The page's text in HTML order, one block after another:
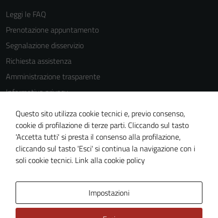
Leggi le FAQ
Prenotazione appuntamento
Segnalazione disservizio
Richiesta assistenza
Amministrazione trasparente
Informativa privacy
Cookie Policy
Note legali
Dichiarazione di accessibilità
Piano di miglioramento del sito
Questo sito utilizza cookie tecnici e, previo consenso,
cookie di profilazione di terze parti. Cliccando sul tasto
'Accetta tutti' si presta il consenso alla profilazione,
cliccando sul tasto 'Esci' si continua la navigazione con i
soli cookie tecnici. Link alla cookie policy
Impostazioni